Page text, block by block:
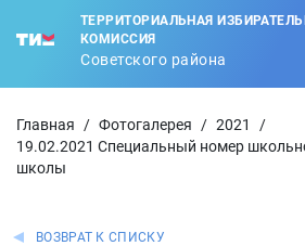
ТЕРРИТОРИАЛЬНАЯ
КОМИССИЯ
Советского района
Главная / Фотогалерея / 2021
/
19.02.2021 Специальный номер
школы
ВОЗВРАТ К СПИСКУ